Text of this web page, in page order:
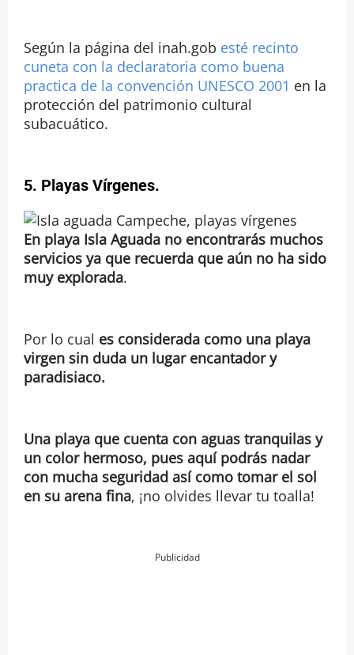
Según la página del inah.gob esté recinto
cuneta con la declaratoria como buena
practica de la convención UNESCO 2001 en la
protección del patrimonio cultural
subacuático.
5. Playas Vírgenes.
En playa Isla Aguada no encontrarás muchos
servicios ya que recuerda que aún no ha sido
muy explorada.
Por lo cual es considerada como una playa
virgen sin duda un lugar encantador y
paradisiaco.
Una playa que cuenta con aguas tranquilas y
un color hermoso, pues aquí podrás nadar
con mucha seguridad así como tomar el sol
en su arena fina, ¡no olvides llevar tu toalla!
Publicidad